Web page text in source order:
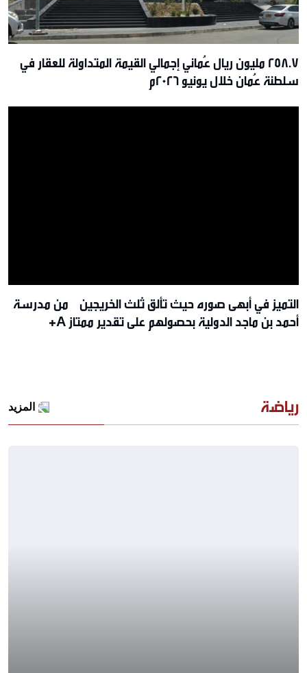
258.7 مليون ريال عُماني إجمالي القيمة المتداولة للعقار في
سلطنة عُمان خلال يونيو 2026م
التميز في أبهى صوره حيث تألق ثلث الخريجين من مدرسة
أحمد بن ماجد الدولية بحصولهم على تقدير ممتاز A+
رياضة المزيد